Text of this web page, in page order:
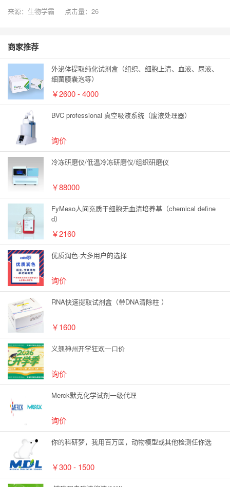
来源： 生物学霸 点击量： 26
商家推荐
外泌体提取纯化试剂盒（组织、细胞上清、血液、尿液、
细菌膜囊泡等）
￥2600 - 4000
BVC professional 真空吸液系统（废液处理器）
询价
冷冻研磨仪/低温冷冻研磨仪/组织研磨仪
￥88000
FyMeso人间充质干细胞无血清培养基（chemical define
d）
￥2160
优质润色-大多用户的选择
询价
RNA快速提取试剂盒（带DNA清除柱 ）
￥1600
义翘神州开学狂欢一口价
询价
Merck默克化学试剂一级代理
询价
你的科研梦，我用百万圆，动物模型或其他检测任你选
￥300 - 1500